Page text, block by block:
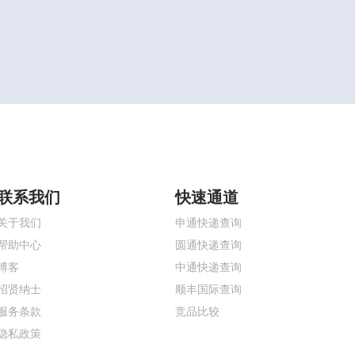
系我们
于我们
助中心
客
贤纳士
务条款
私政策
快速通道
申通快递查询
圆通快递查询
中通快递查询
顺丰国际查询
竞品比较